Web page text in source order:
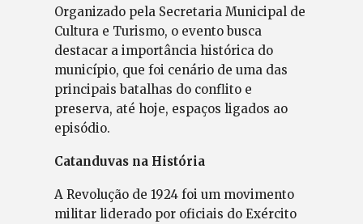
Organizado pela Secretaria Municipal de
Cultura e Turismo, o evento busca
destacar a importância histórica do
município, que foi cenário de uma das
principais batalhas do conflito e
preserva, até hoje, espaços ligados ao
episódio.
Catanduvas na História
A Revolução de 1924 foi um movimento
militar liderado por oficiais do Exército